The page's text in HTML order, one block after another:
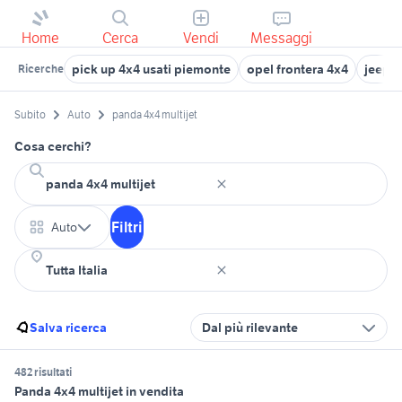
Home Cerca Vendi Messaggi
Ricerche pick up 4x4 usati piemonte opel frontera 4x4 jeep
Subito Auto panda 4x4 multijet
Cosa cerchi?
Auto Filtri
Salva ricerca Dal più rilevante
482 risultati
Panda 4x4 multijet in vendita